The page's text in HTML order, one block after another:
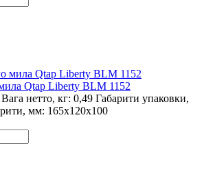
Qtap Liberty BLM 1152
Вага нетто, кг: 0,49 Габарити упаковки,
мм: 165х120х100